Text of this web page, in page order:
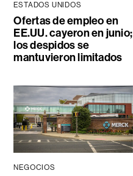
ESTADOS UNIDOS
Ofertas de empleo en
EE.UU. cayeron en junio;
los despidos se
mantuvieron limitados
NEGOCIOS